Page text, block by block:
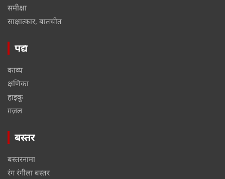
समीक्षा
साक्षात्कार, बातचीत
पद्य
काव्य
क्षणिका
हाइकू
ग़ज़ल
बस्तर
बस्तरनामा
रंग रंगीला बस्तर